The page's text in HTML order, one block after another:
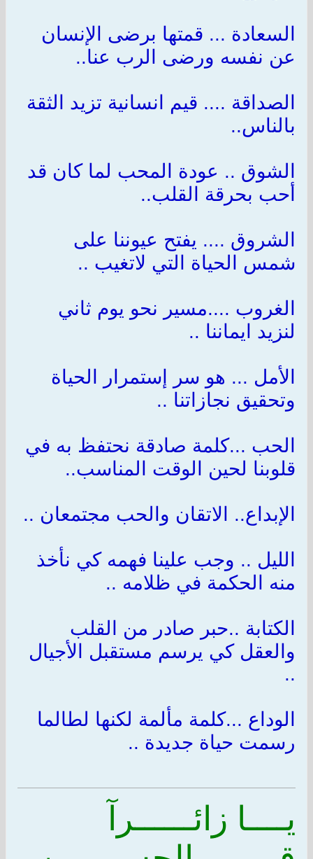
السعادة ... قمتها برضى الإنسان
عن نفسه ورضى الرب عنا..
الصداقة .... قيم انسانية تزيد الثقة
بالناس..
الشوق .. عودة المحب لما كان قد
أحب بحرقة القلب..
الشروق .... يفتح عيوننا على
شمس الحياة التي لاتغيب ..
الغروب ....مسير نحو يوم ثاني
لنزيد ايماننا ..
الأمل ... هو سر إستمرار الحياة
وتحقيق نجازاتنا ..
الحب ...كلمة صادقة نحتفظ به في
قلوبنا لحين الوقت المناسب..
الإبداع.. الاتقان والحب مجتمعان ..
الليل .. وجب علينا فهمه كي نأخذ
منه الحكمة في ظلامه ..
الكتابة ..حبر صادر من القلب
والعقل كي يرسم مستقبل الأجيال
..
الوداع ...كلمة مألمة لكنها لطالما
رسمت حياة جديدة ..
يــــا زائــــــرآ